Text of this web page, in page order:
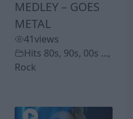
MEDLEY – GOES
METAL
41views
Hits 80s, 90s, 00s ...,
Rock